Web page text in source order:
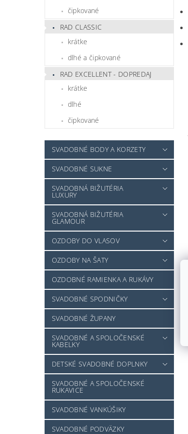
čipkované
RAD CLASSIC
krátke
dlhé a čipkované
RAD EXCELLENT - DOPREDAJ
krátke
dlhé
čipkované
SVADOBNÉ BODY A KORZETY
SVADOBNÉ SUKNE
SVADOBNÁ BIŽUTÉRIA
LUXURY
SVADOBNÁ BIŽUTÉRIA
GLAMOUR
OZDOBY DO VLASOV
OZDOBY NA ŠATY
OZDOBNÉ RAMIENKA A RUKÁVY
SVADOBNÉ SPODNIČKY
SVADOBNÉ ŽUPANY
SVADOBNÉ A SPOLOČENSKÉ
KABELKY
DETSKÉ SVADOBNÉ DOPLNKY
SVADOBNÉ A SPOLOČENSKÉ
RUKAVICE
SVADOBNÉ VANKÚŠIKY
SVADOBNÉ PODVÄZKY